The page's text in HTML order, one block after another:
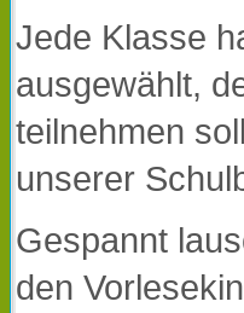
Jede Klasse
ausgewählt,
teilnehmen
unserer
Gespannt
den